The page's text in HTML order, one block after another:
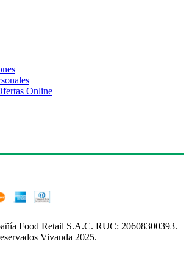
Online
Food Retail S.A.C. RUC: 20608300393.
Vivanda 2025.